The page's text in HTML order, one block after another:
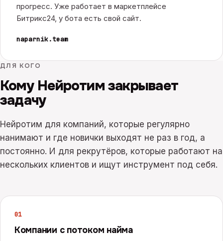
прогресс. Уже работает в маркетплейсе
Битрикс24, у бота есть свой сайт.
naparnik.team
ДЛЯ КОГО
Кому Нейротим закрывает
задачу
Нейротим для компаний, которые регулярно
нанимают и где новички выходят не раз в год, а
постоянно. И для рекрутёров, которые работают на
нескольких клиентов и ищут инструмент под себя.
01
Компании с потоком найма